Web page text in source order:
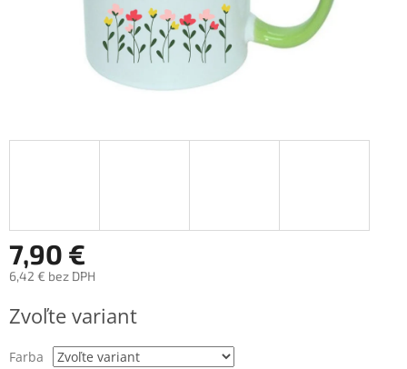
7,90 €
6,42 € bez DPH
cena:
Zvoľte variant
Farba